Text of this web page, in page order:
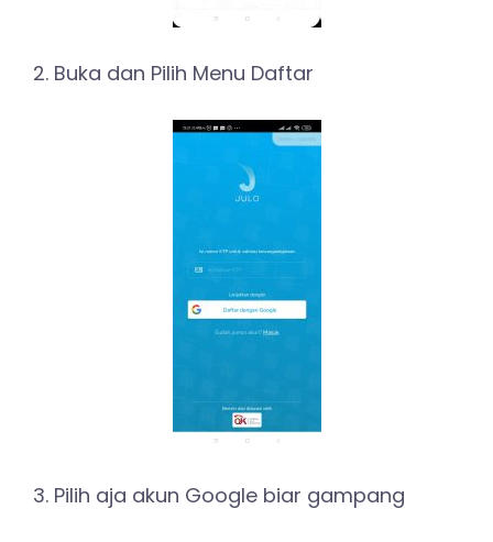
2. Buka dan Pilih Menu Daftar
3. Pilih aja akun Google biar gampang